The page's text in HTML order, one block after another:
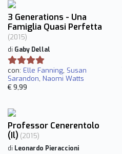
3 Generations - Una
Famiglia Quasi Perfetta
(2015)
di Gaby Dellal
con: Elle Fanning, Susan
Sarandon, Naomi Watts
€ 9,99
Professor Cenerentolo
(Il) (2015)
di Leonardo Pieraccioni